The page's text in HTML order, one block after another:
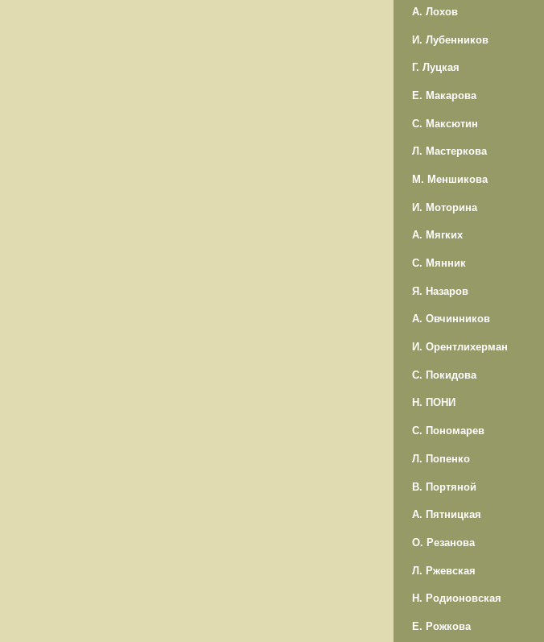
А. Лохов
И. Лубенников
Г. Луцкая
Е. Макарова
С. Максютин
Л. Мастеркова
М. Меншикова
И. Моторина
А. Мягких
С. Мянник
Я. Назаров
А. Овчинников
И. Орентлихерман
С. Покидова
Н. ПОНИ
С. Пономарев
Л. Попенко
В. Портяной
А. Пятницкая
О. Резанова
Л. Ржевская
Н. Родионовская
Е. Рожкова